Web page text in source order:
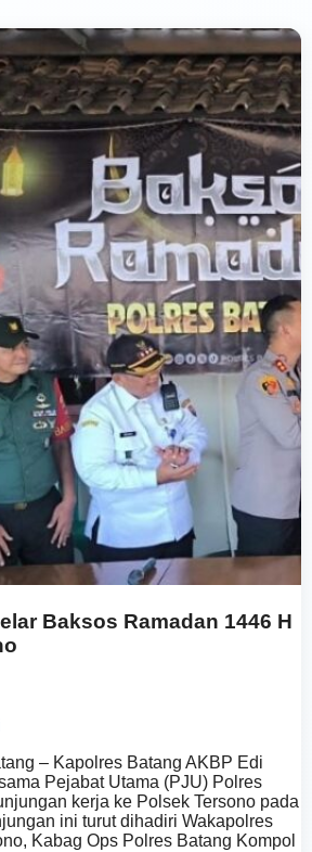
Baksos Ramadan 1446 H
– Kapolres Batang AKBP Edi
Pejabat Utama (PJU) Polres
kerja ke Polsek Tersono pada
ini turut dihadiri Wakapolres
Kabag Ops Polres Batang Kompol